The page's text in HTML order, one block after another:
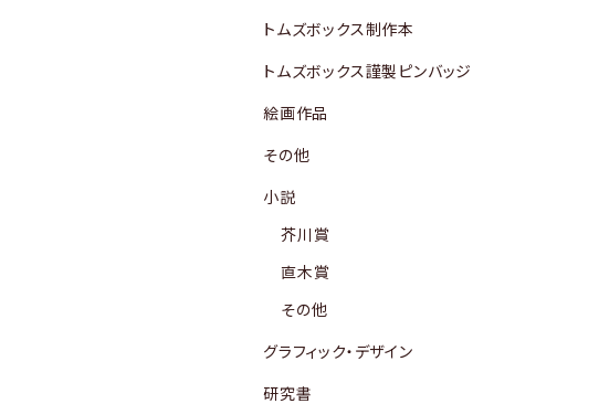
トムズボックス制作本
トムズボックス謹製ピンバッジ
絵画作品
その他
小説
芥川賞
直木賞
その他
グラフィック・デザイン
研究書